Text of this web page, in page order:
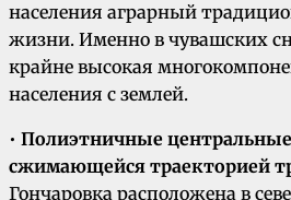
населения аграрный
жизни. Именно в чувашских
крайне высокая
населения с землей.
• Полиэтничные центральные
сжимающейся траекторией
Гончаровка расположена в